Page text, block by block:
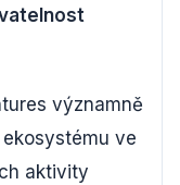
významně
ve
aktivity